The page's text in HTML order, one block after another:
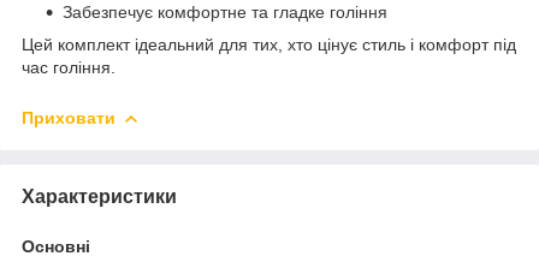
Забезпечує комфортне та гладке гоління
Цей комплект ідеальний для тих, хто цінує стиль і комфорт під
час гоління.
Приховати
Характеристики
Основні